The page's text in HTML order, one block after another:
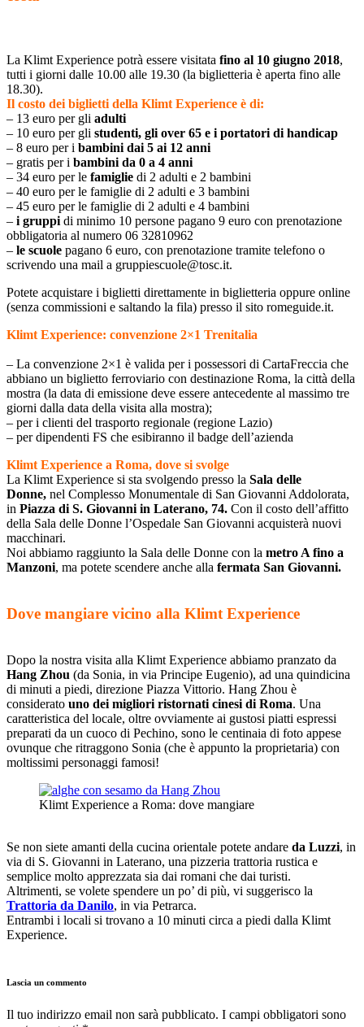
La Klimt Experience potrà essere visitata fino al 10 giugno 2018,
tutti i giorni dalle 10.00 alle 19.30 (la biglietteria è aperta fino alle
18.30).
Il costo dei biglietti della Klimt Experience è di:
– 13 euro per gli adulti
– 10 euro per gli studenti, gli over 65 e i portatori di handicap
– 8 euro per i bambini dai 5 ai 12 anni
– gratis per i bambini da 0 a 4 anni
– 34 euro per le famiglie di 2 adulti e 2 bambini
– 40 euro per le famiglie di 2 adulti e 3 bambini
– 45 euro per le famiglie di 2 adulti e 4 bambini
– i gruppidi minimo 10 persone pagano 9 euro con prenotazione
obbligatoria al numero 06 32810962
– le scuole pagano 6 euro, con prenotazione tramite telefono o
scrivendo una mail a gruppiescuole@tosc.it.
Potete acquistare i biglietti direttamente in biglietteria oppure online
(senza commissioni e saltando la fila) presso il sito romeguide.it.
Klimt Experience: convenzione 2×1 Trenitalia
– La convenzione 2×1 è valida per i possessori di CartaFreccia che
abbiano un biglietto ferroviario con destinazione Roma, la città della
mostra (la data di emissione deve essere antecedente al massimo tre
giorni dalla data della visita alla mostra);
– per i clienti del trasporto regionale (regione Lazio)
– per dipendenti FS che esibiranno il badge dell’azienda
Klimt Experience a Roma, dove si svolge
La Klimt Experience si sta svolgendo presso la Sala delle
Donne, nel Complesso Monumentale di San Giovanni Addolorata,
in Piazza di S. Giovanni in Laterano, 74. Con il costo dell’affitto
della Sala delle Donne l’Ospedale San Giovanni acquisterà nuovi
macchinari.
Noi abbiamo raggiunto la Sala delle Donne con la metro A fino a
Manzoni, ma potete scendere anche alla fermata San Giovanni.
Dove mangiare vicino alla Klimt Experience
Dopo la nostra visita alla Klimt Experience abbiamo pranzato da
Hang Zhou (da Sonia, in via Principe Eugenio), ad una quindicina
di minuti a piedi, direzione Piazza Vittorio. Hang Zhou è
considerato uno dei migliori ristornati cinesi di Roma. Una
caratteristica del locale, oltre ovviamente ai gustosi piatti espressi
preparati da un cuoco di Pechino, sono le centinaia di foto appese
ovunque che ritraggono Sonia (che è appunto la proprietaria) con
moltissimi personaggi famosi!
Klimt Experience a Roma: dove mangiare
Se non siete amanti della cucina orientale potete andare da Luzzi, in
via di S. Giovanni in Laterano, una pizzeria trattoria rustica e
semplice molto apprezzata sia dai romani che dai turisti.
Altrimenti, se volete spendere un po’ di più, vi suggerisco la
Trattoria da Danilo, in via Petrarca.
Entrambi i locali si trovano a 10 minuti circa a piedi dalla Klimt
Experience.
Lascia un commento
Il tuo indirizzo email non sarà pubblicato. I campi obbligatori sono